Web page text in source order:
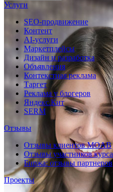
Услуги
SEO-продвижение
Контент
AI-услуги
Маркетплейсы
Дизайн и разработка
Объявления
Контекстная реклама
Таргет
Реклама у блогеров
Яндекс.Кит
SERM
Отзывы
Отзывы клиентов MOAB
Отзывы участников курса
Биржа: отзывы партнеров
Проекты